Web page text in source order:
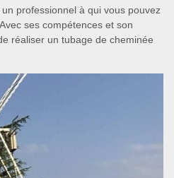
professionnel à qui vous pouvez
ses compétences et son
réaliser un tubage de cheminée